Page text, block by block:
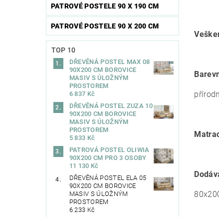
PATROVÉ POSTELE 90 X 190 CM
PATROVÉ POSTELE 90 X 200 CM
TOP 10
DŘEVĚNÁ POSTEL MAX 08
90X200 CM BOROVICE
MASIV S ÚLOŽNÝM
PROSTOREM
6 837 Kč
DŘEVĚNÁ POSTEL ZUZA 10
90X200 CM BOROVICE
MASIV S ÚLOŽNÝM
PROSTOREM
5 833 Kč
PATROVÁ POSTEL OLIWIA
90X200 CM PRO 3 OSOBY
11 130 Kč
DŘEVĚNÁ POSTEL ELA 05
90X200 CM BOROVICE
MASIV S ÚLOŽNÝM
PROSTOREM
6 233 Kč